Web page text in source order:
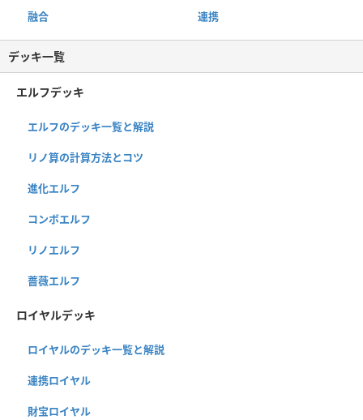
融合 連携
デッキ一覧
エルフデッキ
エルフのデッキ一覧と解説
リノ算の計算方法とコツ
進化エルフ
コンボエルフ
リノエルフ
薔薇エルフ
ロイヤルデッキ
ロイヤルのデッキ一覧と解説
連携ロイヤル
財宝ロイヤル